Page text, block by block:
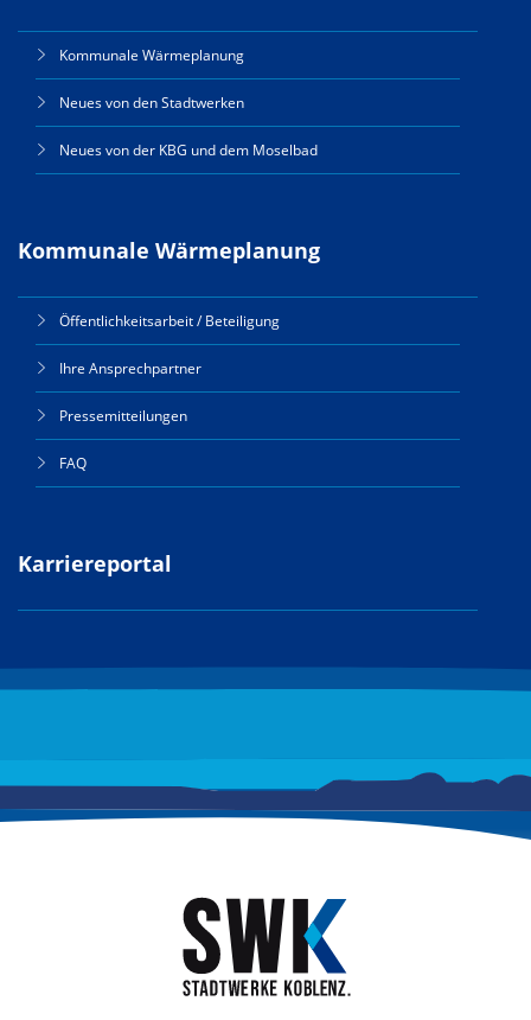
Kommunale Wärmeplanung
Neues von den Stadtwerken
Neues von der KBG und dem Moselbad
Kommunale Wärmeplanung
Öffentlichkeitsarbeit / Beteiligung
Ihre Ansprechpartner
Pressemitteilungen
FAQ
Karriereportal